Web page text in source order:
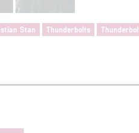
Stan Thunderbolts